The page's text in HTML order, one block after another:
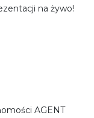
na żywo!
AGENT